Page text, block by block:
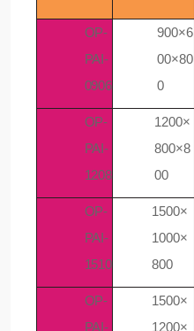
OP-
PAI-
0906
900×6
00×80
0
OP-
PAI-
1208
1200×
800×8
00
OP-
PAI-
1510
1500×
1000×
800
OP-
PAI-
1500×
1200×